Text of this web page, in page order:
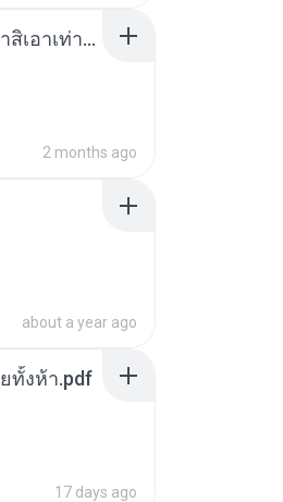
ເຊົາຮ້ອງເຖົ້າຊິເອົາທໍ່ໃດ (เซาฮ้องเถ้าสิเอาเท่าใด) ບຸນເກີດ ຫນູຫ່ວງ ft. ໂສພາ ຈຸນທະລາ
2 months ago
about a year ago
ทั้งห้า.pdf
17 days ago